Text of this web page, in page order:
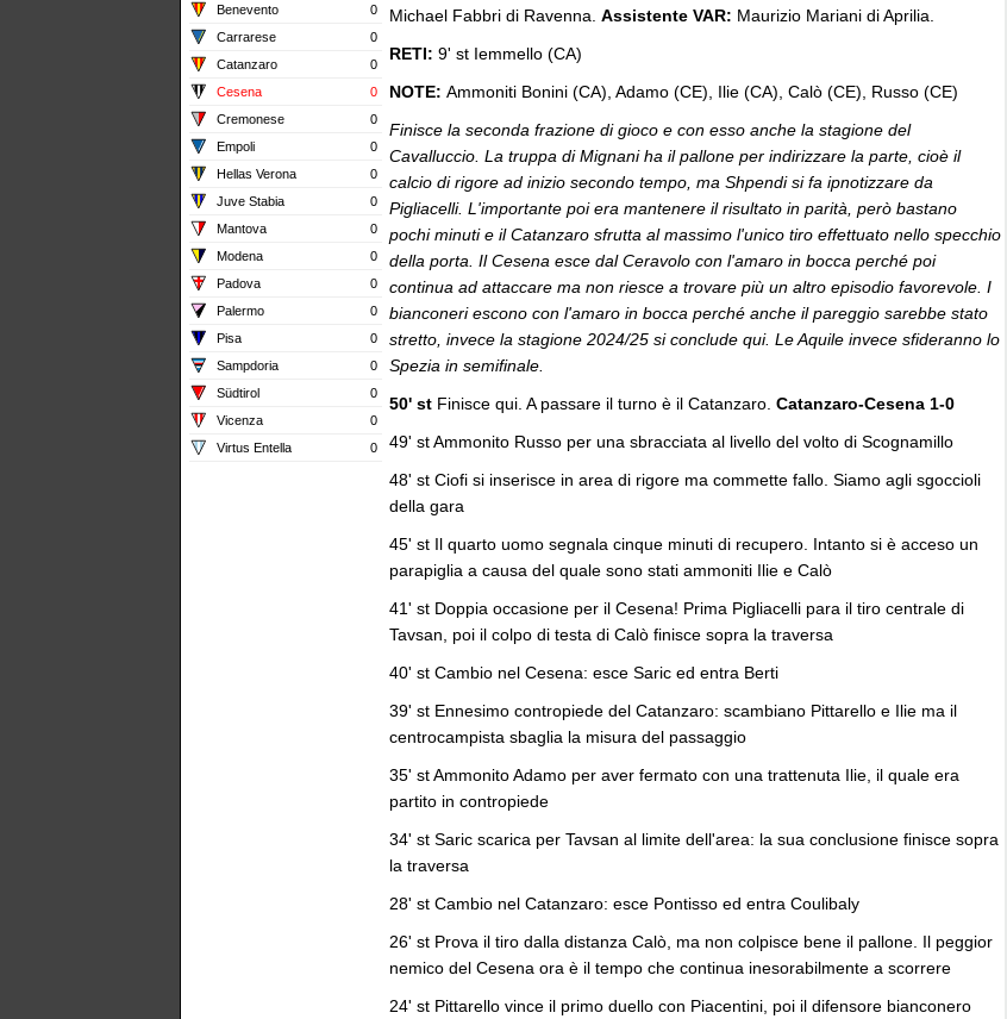
Benevento
0
Carrarese
0
Catanzaro
0
Cesena
0
Cremonese
0
Empoli
0
Hellas Verona
0
Juve Stabia
0
Mantova
0
Modena
0
Padova
0
Palermo
0
Pisa
0
Sampdoria
0
Südtirol
0
Vicenza
0
Virtus Entella
0
Michael Fabbri di Ravenna. Assistente VAR: Maurizio Mariani di Aprilia.
RETI: 9' st Iemmello (CA)
NOTE: Ammoniti Bonini (CA), Adamo (CE), Ilie (CA), Calò (CE), Russo (CE)
Finisce la seconda frazione di gioco e con esso anche la stagione del
Cavalluccio. La truppa di Mignani ha il pallone per indirizzare la parte, cioè il
calcio di rigore ad inizio secondo tempo, ma Shpendi si fa ipnotizzare da
Pigliacelli. L'importante poi era mantenere il risultato in parità, però bastano
pochi minuti e il Catanzaro sfrutta al massimo l'unico tiro effettuato nello specchio
della porta. Il Cesena esce dal Ceravolo con l'amaro in bocca perché poi
continua ad attaccare ma non riesce a trovare più un altro episodio favorevole. I
bianconeri escono con l'amaro in bocca perché anche il pareggio sarebbe stato
stretto, invece la stagione 2024/25 si conclude qui. Le Aquile invece sfideranno lo
Spezia in semifinale.
50' st Finisce qui. A passare il turno è il Catanzaro. Catanzaro-Cesena 1-0
49' st Ammonito Russo per una sbracciata al livello del volto di Scognamillo
48' st Ciofi si inserisce in area di rigore ma commette fallo. Siamo agli sgoccioli
della gara
45' st Il quarto uomo segnala cinque minuti di recupero. Intanto si è acceso un
parapiglia a causa del quale sono stati ammoniti Ilie e Calò
41' st Doppia occasione per il Cesena! Prima Pigliacelli para il tiro centrale di
Tavsan, poi il colpo di testa di Calò finisce sopra la traversa
40' st Cambio nel Cesena: esce Saric ed entra Berti
39' st Ennesimo contropiede del Catanzaro: scambiano Pittarello e Ilie ma il
centrocampista sbaglia la misura del passaggio
35' st Ammonito Adamo per aver fermato con una trattenuta Ilie, il quale era
partito in contropiede
34' st Saric scarica per Tavsan al limite dell'area: la sua conclusione finisce sopra
la traversa
28' st Cambio nel Catanzaro: esce Pontisso ed entra Coulibaly
26' st Prova il tiro dalla distanza Calò, ma non colpisce bene il pallone. Il peggior
nemico del Cesena ora è il tempo che continua inesorabilmente a scorrere
24' st Pittarello vince il primo duello con Piacentini, poi il difensore bianconero